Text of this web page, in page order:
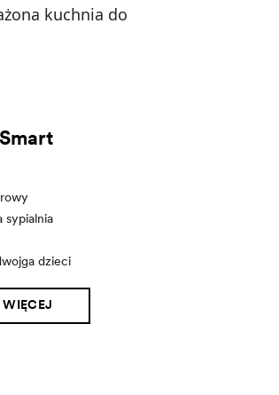
kuchnia do
sypialnia
dzieci
WIĘCEJ